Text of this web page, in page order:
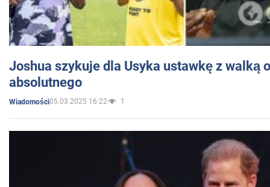
Joshua szykuje dla Usyka ustawkę z walką
absolutnego
Wiadomości05.03.2025 16:22 1